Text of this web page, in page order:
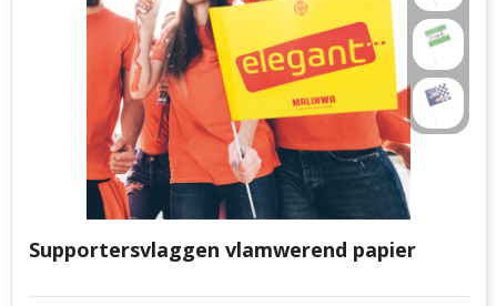
Supportersvlaggen vlamwerend papier